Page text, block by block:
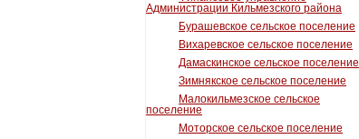
Администрации Кильмезского района
Бурашевское сельское поселение
Вихаревское сельское поселение
Дамаскинское сельское поселение
Зимнякское сельское поселение
Малокильмезское сельское
поселение
Моторское сельское поселение